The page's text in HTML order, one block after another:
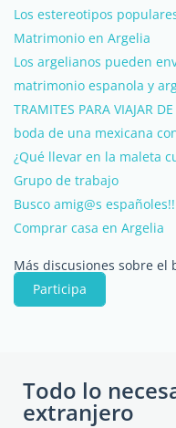
Los estereotipos
Matrimonio en Argelia
Los argelianos pueden
matrimonio espanola y
TRAMITES PARA VIAJAR
boda de una mexicana
¿Qué llevar en la maleta
Grupo de trabajo
Busco amig@s españoles!!
Comprar casa en Argelia
Más discusiones sobre el
Participa
Todo lo
extranjero